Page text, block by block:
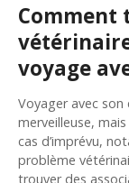
Comment
voyage
Voyager avec
merveilleuse,
cas d’imprévu,
problème
trouver des